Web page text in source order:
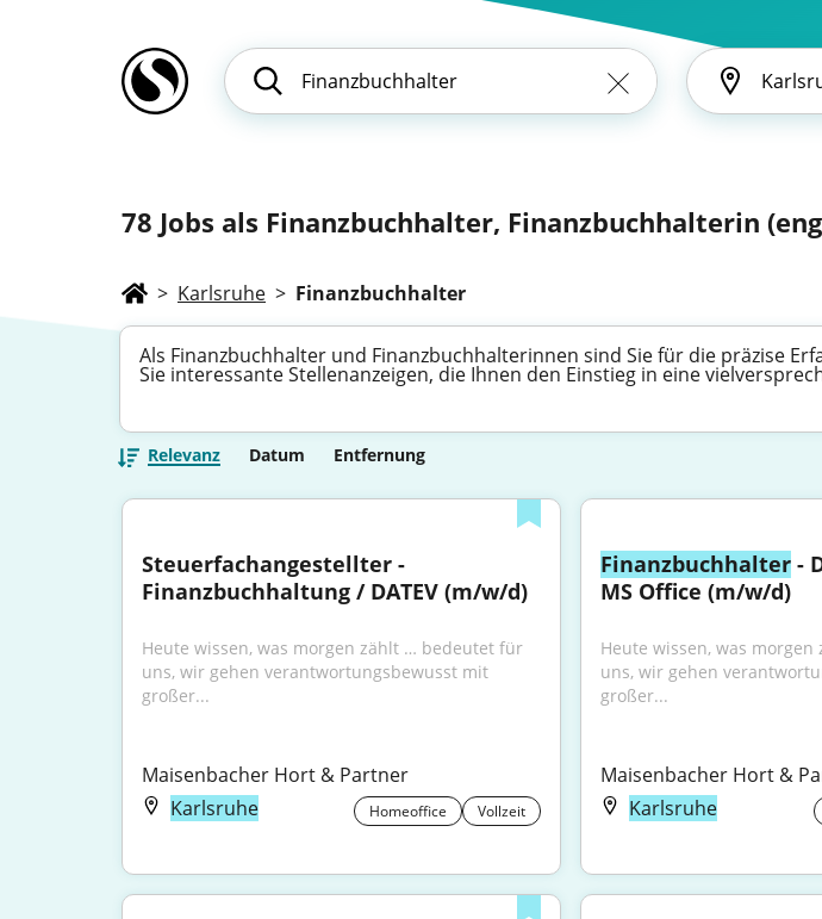
78 Jobs als Finanzbuchhalter, Finanzbuchhalterin
> Karlsruhe > Finanzbuchhalter
Als Finanzbuchhalter und Finanzbuchhalterinnen sind Sie für die präzise
Sie interessante Stellenanzeigen, die Ihnen den Einstieg in eine
Relevanz Datum Entfernung
Steuerfachangestellter -
Finanzbuchhaltung / DATEV (m/w/d)
Heute wissen, was morgen zählt … bedeutet für
uns, wir gehen verantwortungsbewusst mit
großer...
Maisenbacher Hort & Partner
Karlsruhe
Homeoffice Vollzeit
Finanzbuchhalter -
MS Office (m/w/d)
Heute wissen, was
uns, wir gehen
großer...
Maisenbacher Hort &
Karlsruhe